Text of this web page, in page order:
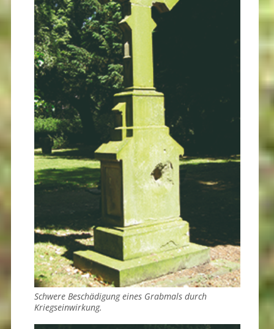
Schwere Beschädigung eines Grabmals durch
Kriegseinwirkung.